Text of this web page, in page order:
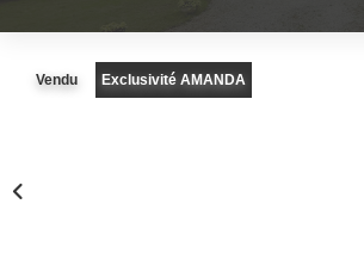
CONTACT
Vendu Exclusivité AMANDA